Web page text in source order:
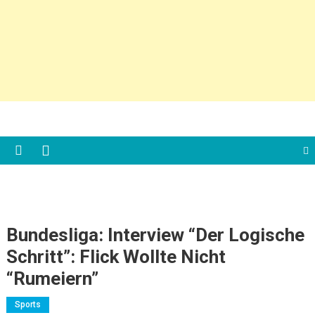
Bundesliga: Interview “der Logische
Schritt”: Flick Wollte Nicht
“rumeiern”
Sports